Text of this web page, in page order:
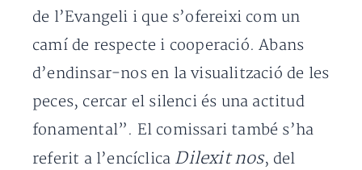
de l’Evangeli i que s’ofereixi com un
camí de respecte i cooperació. Abans
d’endinsar-nos en la visualització de les
peces, cercar el silenci és una actitud
fonamental”. El comissari també s’ha
referit a l’encíclica Dilexit nos, del